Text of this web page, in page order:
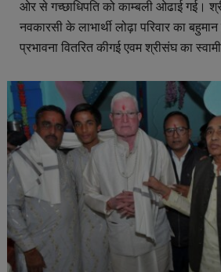
ओर से गच्छाधिपति को काम्बली ओढाई गई।
नवकारसी के लाभार्थी लोढ़ा परिवार का
प्रभावना वितरित कीगई एवम श्रीसंघ का